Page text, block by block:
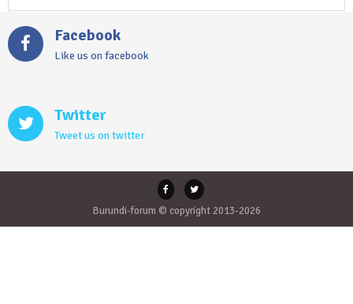
Facebook
Like us on facebook
Twitter
Tweet us on twitter
Burundi-forum © copyright 2013-2026